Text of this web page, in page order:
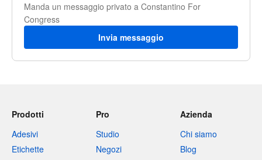
Manda un messaggio privato a Constantino For
Congress
Invia messaggio
Prodotti
Adesivi
Etichette
Pro
Studio
Negozi
Azienda
Chi siamo
Blog